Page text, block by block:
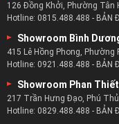
126 Đồng Khởi, Phường Tân
Hotline: 0815.488.488 - BẢN
Showroom Bình
415 Lê Hồng Phong,
Hotline: 0921.488.488 - BẢN
Showroom Phan Thiết
217 Trần Hưng Đạo, Phú
Hotline: 0829.488.488 - BẢN